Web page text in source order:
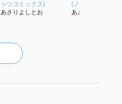
ッツコミックス)
あさりよしとお
(ノーラコミックス)
あさりよしとお